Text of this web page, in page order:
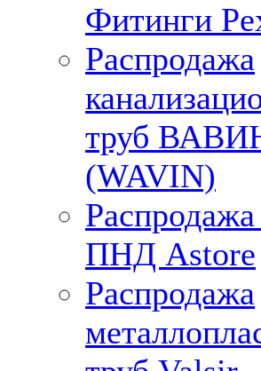
Фитинги
Распродажа
труб
(WAVIN)
ПНД Astore
Распродажа